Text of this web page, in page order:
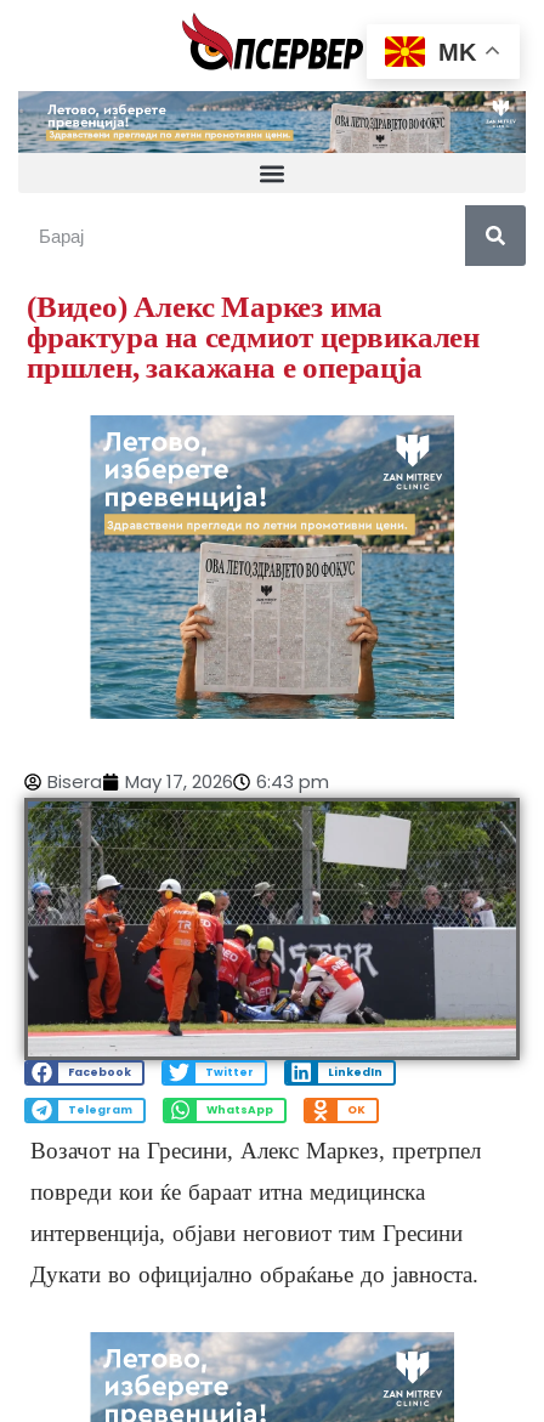
(Видео) Алекс Маркез има
фрактура на седмиот цервикален
пршлен, закажана е операцја
Bisera May 17, 2026 6:43 pm
Facebook Twitter LinkedIn
Telegram WhatsApp OK
Возачот на Гресини, Алекс Маркез, претрпел
повреди кои ќе бараат итна медицинска
интервенција, објави неговиот тим Гресини
Дукати во официјално обраќање до јавноста.
MK